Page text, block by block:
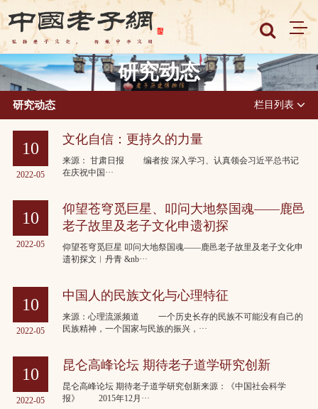
研究动态
研究动态 栏目列表
10
2022-05
文化自信：更持久的力量
来源： 甘肃日报 编者按 深入学习、认真领会习近平总书记
在庆祝中国···
10
2022-05
仰望苍穹觅巨星、叩问大地祭国魂——鹿邑
老子故里及老子文化申遗初探
仰望苍穹觅巨星 叩问大地祭国魂——鹿邑老子故里及老子文化申
遗初探文︱丹青 &nb···
10
2022-05
中国人的民族文化与心理特征
来源：心理流派频道 一个历史长存的民族不可能没有自己的
民族精神，一个国家与民族的振兴，···
10
2022-05
昆仑高峰论坛 期待老子道学研究创新
昆仑高峰论坛 期待老子道学研究创新来源：《中国社会科学
报》 2015年12月···